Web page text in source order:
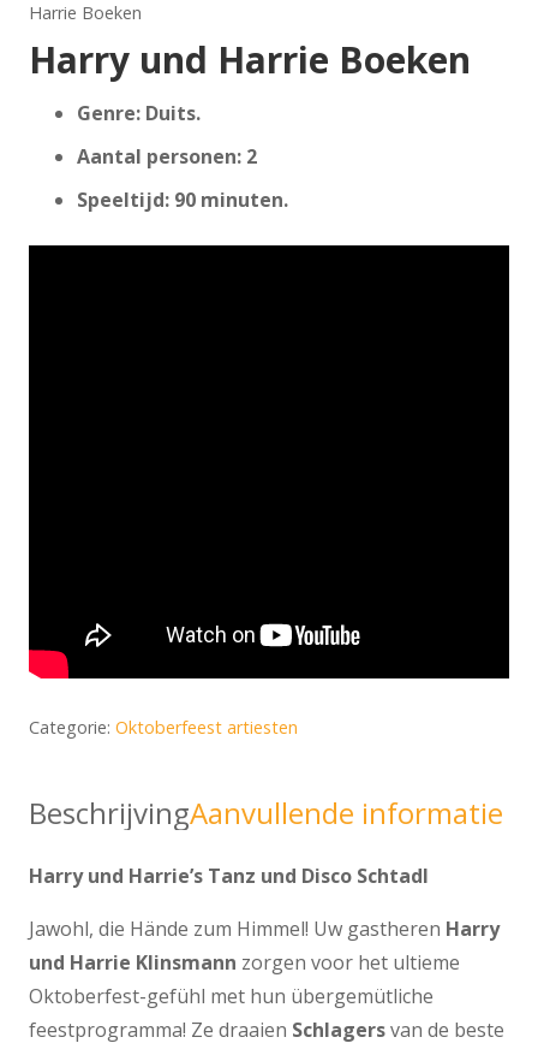
Harrie Boeken
Harry und Harrie Boeken
Genre: Duits.
Aantal personen: 2
Speeltijd: 90 minuten.
Categorie: Oktoberfeest artiesten
BeschrijvingAanvullende informatie
Harry und Harrie’s Tanz und Disco Schtadl
Jawohl, die Hände zum Himmel! Uw gastheren Harry
und Harrie Klinsmann zorgen voor het ultieme
Oktoberfest-gefühl met hun übergemütliche
feestprogramma! Ze draaien Schlagersvan de beste